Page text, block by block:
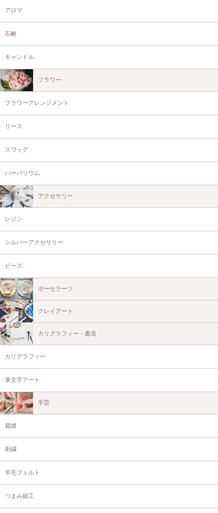
アロマ
石鹸
キャンドル
フラワー
フラワーアレンジメント
リース
スワッグ
ハーバリウム
アクセサリー
レジン
シルバーアクセサリー
ビーズ
ポーセラーツ
クレイアート
カリグラフィー・書道
カリグラフィー
筆文字アート
手芸
裁縫
刺繍
羊毛フェルト
つまみ細工